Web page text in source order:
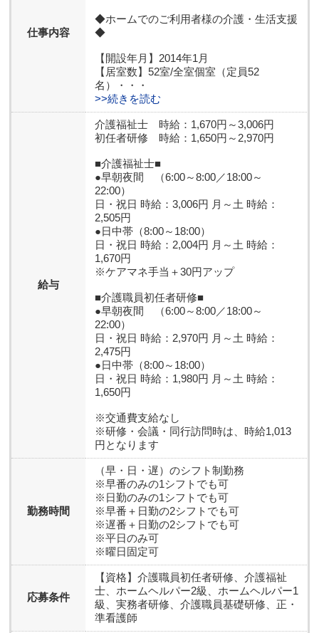
仕事内容
◆ホームでのご利用者様の介護・生活支援
◆
【開設年月】2014年1月
【居室数】52室/全室個室（定員52
名）・・・
>>続きを読む
給与
介護福祉士 時給：1,670円～3,006円
初任者研修 時給：1,650円～2,970円
■介護福祉士■
●早朝夜間 （6:00～8:00／18:00～
22:00）
日・祝日 時給：3,006円 月～土 時給：
2,505円
●日中帯（8:00～18:00）
日・祝日 時給：2,004円 月～土 時給：
1,670円
※ケアマネ手当＋30円アップ
■介護職員初任者研修■
●早朝夜間 （6:00～8:00／18:00～
22:00）
日・祝日 時給：2,970円 月～土 時給：
2,475円
●日中帯（8:00～18:00）
日・祝日 時給：1,980円 月～土 時給：
1,650円
※交通費支給なし
※研修・会議・同行訪問時は、時給1,013
円となります
勤務時間
（早・日・遅）のシフト制勤務
※早番のみの1シフトでも可
※日勤のみの1シフトでも可
※早番＋日勤の2シフトでも可
※遅番＋日勤の2シフトでも可
※平日のみ可
※曜日固定可
応募条件
【資格】 介護職員初任者研修、介護福祉
士、ホームヘルパー2級、ホームヘルパー1
級、実務者研修、介護職員基礎研修、正・
準看護師